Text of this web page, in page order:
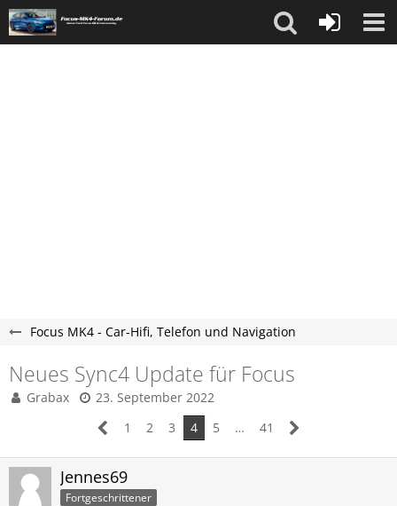
Focus MK4 - Car-Hifi, Telefon und Navigation
Neues Sync4 Update für Focus
Grabax
23. September 2022
1
2 3 4 5 … 41
Jennes69
Fortgeschrittener